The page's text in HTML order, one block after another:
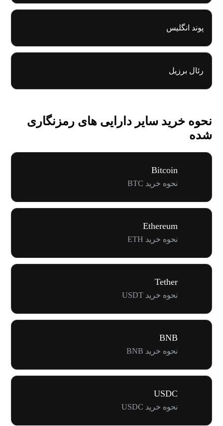
پوند انگلیس
رئال برزیل
نحوه خرید سایر دارایی های رمزنگاری
شده
Bitcoin
نحوه خرید BTC
Ethereum
نحوه خرید ETH
Tether
نحوه خرید USDT
BNB
نحوه خرید BNB
USDC
نحوه خرید USDC